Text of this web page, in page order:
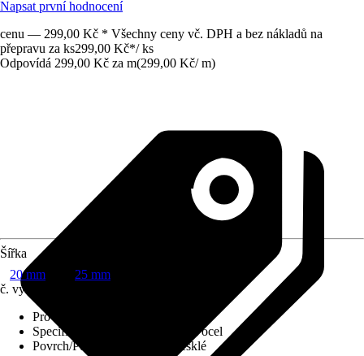
Napsat první hodnocení
cenu — 299,00 Kč * Všechny ceny vč. DPH a bez nákladů na
přepravu za ks299,00 Kč*/ ks
Odpovídá 299,00 Kč za m(299,00 Kč/ m)
Šířka
20 mm
25 mm
č. výrobku
Provedení
Specifikace materiálu
Nerezová ocel
Povrch/Povrchová úprava
Lesklé